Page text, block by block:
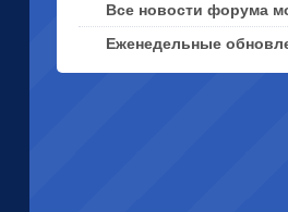
Все новости форума
Еженедельные